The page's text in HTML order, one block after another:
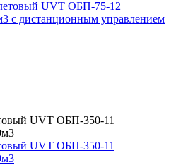
UVT ОБП-350-11
UVT ОБП-350-11